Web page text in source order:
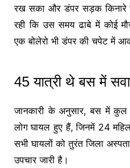
रख सका और डंपर सड़क किनारे
रही कि उस समय ढाबे में कोई
एक बोलेरो भी डंपर की चपेट में
45 यात्री थे बस में
जानकारी के अनुसार, बस में कुल
लोग घायल हुए हैं, जिनमें 24
सभी घायलों को तुरंत जिला
उपचार जारी है।